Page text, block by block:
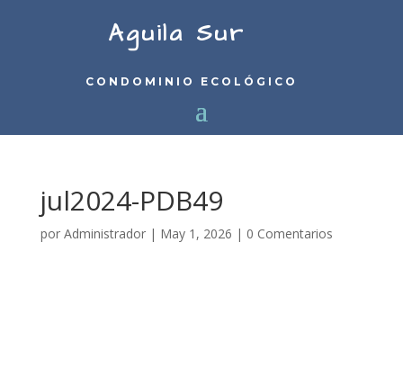
Aguila Sur
CONDOMINIO ECOLÓGICO
jul2024-PDB49
por Administrador| May 1, 2026 | 0 Comentarios